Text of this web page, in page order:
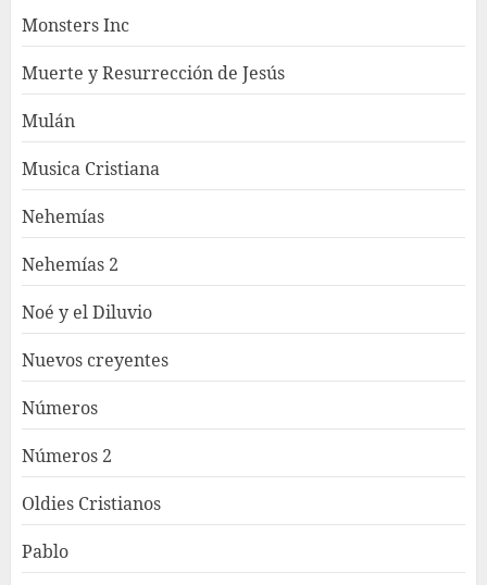
Monsters Inc
Muerte y Resurrección de Jesús
Mulán
Musica Cristiana
Nehemías
Nehemías 2
Noé y el Diluvio
Nuevos creyentes
Números
Números 2
Oldies Cristianos
Pablo